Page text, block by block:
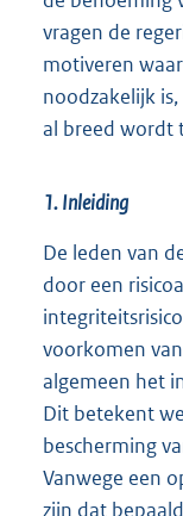
vragen de
motiveren
noodzakelijk
al breed wordt
1. Inleiding
De leden van
door een
voorkomen
algemeen het
Dit betekent
bescherming
Vanwege een
zijn dat